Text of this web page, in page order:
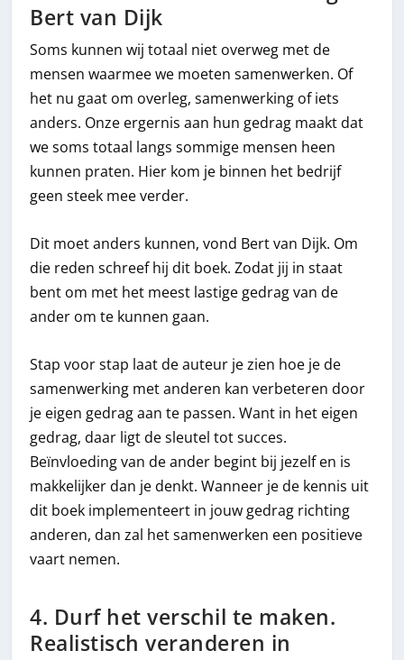
Bert van Dijk
Soms kunnen wij totaal niet overweg met de
mensen waarmee we moeten samenwerken. Of
het nu gaat om overleg, samenwerking of iets
anders. Onze ergernis aan hun gedrag maakt dat
we soms totaal langs sommige mensen heen
kunnen praten. Hier kom je binnen het bedrijf
geen steek mee verder.
Dit moet anders kunnen, vond Bert van Dijk. Om
die reden schreef hij dit boek. Zodat jij in staat
bent om met het meest lastige gedrag van de
ander om te kunnen gaan.
Stap voor stap laat de auteur je zien hoe je de
samenwerking met anderen kan verbeteren door
je eigen gedrag aan te passen. Want in het eigen
gedrag, daar ligt de sleutel tot succes.
Beïnvloeding van de ander begint bij jezelf en is
makkelijker dan je denkt. Wanneer je de kennis uit
dit boek implementeert in jouw gedrag richting
anderen, dan zal het samenwerken een positieve
vaart nemen.
4. Durf het verschil te maken.
Realistisch veranderen in